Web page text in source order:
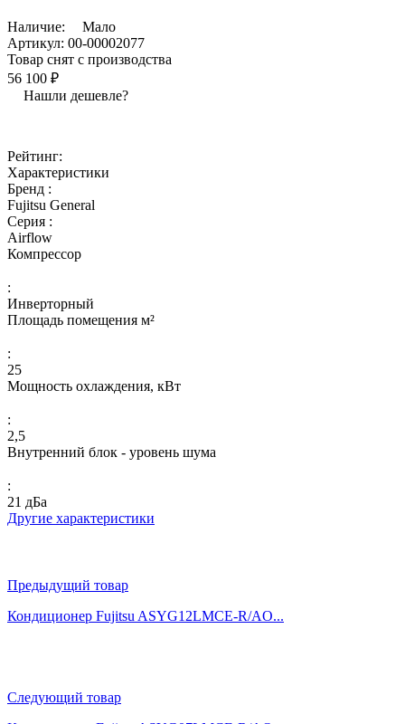
Наличие:
Мало
Артикул: 00-00002077
Товар снят с производства
56 100 ₽
Нашли дешевле?
Рейтинг:
Характеристики
Бренд :
Fujitsu General
Серия :
Airflow
Компрессор
:
Инверторный
Площадь помещения м²
:
25
Мощность охлаждения, кВт
:
2,5
Внутренний блок - уровень шума
:
21 дБа
Другие характеристики
Предыдущий товар
Кондиционер Fujitsu ASYG12LMCE-R/AO...
Следующий товар